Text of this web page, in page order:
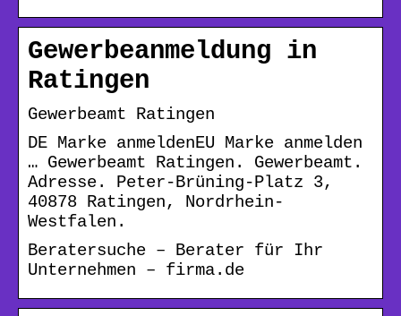
Gewerbeanmeldung in
Ratingen
Gewerbeamt Ratingen
DE Marke anmeldenEU Marke anmelden
… Gewerbeamt Ratingen. Gewerbeamt.
Adresse. Peter-Brüning-Platz 3,
40878 Ratingen, Nordrhein-
Westfalen.
Beratersuche – Berater für Ihr
Unternehmen – firma.de